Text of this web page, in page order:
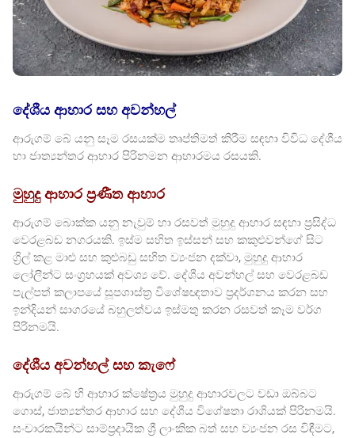
දේශීය ආහාර සහ අවන්හල්
ආරුගම් බේ යනු සෑම රසයක්ම තෘප්තිමත් කිරීම සඳහා විවිධ දේශීය
හා ජාත්‍යන්තර ආහාර පිරිනමන ආහාරමය රසයකි.
මුහුදු ආහාර ප්‍රණීත ආහාර
ආරුගම් බොක්ක යනු නැවුම් හා රසවත් මුහුදු ආහාර සඳහා ප්‍රසිද්ධ
වෙරළබඩ නගරයකි. ඉස්ම සහිත ඉස්සන් සහ කකුළුවන්ගේ සිට
ග්‍රිල් කළ මාළු සහ කුළුබඩු සහිත ව්‍යංජන දක්වා, මුහුදු ආහාර
ලෝලීන්ට සංග්‍රහයක් අවශ්‍ය වේ. දේශීය අවන්හල් සහ වෙරළබඩ
පැල්පත් කලාපයේ සූපශාස්ත්‍ර විශේෂඥතාව ප්‍රදර්ශනය කරන සහ
ඉන්දියන් සාගරයේ බහුලත්වය ඉස්මතු කරන රසවත් කෑම වර්ග
පිරිනමයි.
දේශීය අවන්හල් සහ කැෆේ
ආරුගම් බේ හි ආහාර ක්ෂේත්‍රය මුහුදු ආහාරවලට වඩා ඔබ්බට
ගොස්, ජාත්‍යන්තර ආහාර සහ දේශීය විශේෂතා රාශියක් පිරිනමයි.
සංචාරකයින්ට සාම්ප්‍රදායික ශ්‍රී ලාංකික බත් සහ ව්‍යංජන රස විඳීමට,